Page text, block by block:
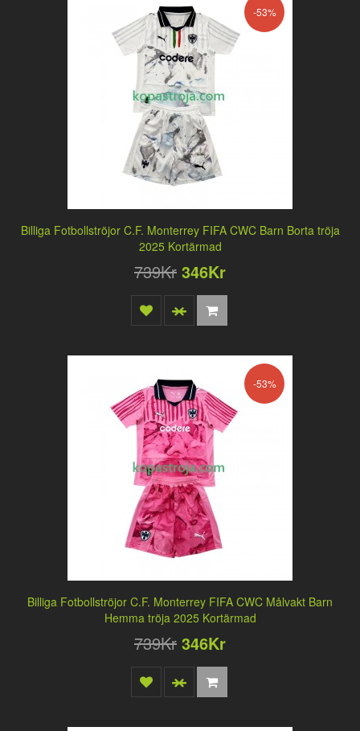
-53%
Billiga Fotbollströjor C.F. Monterrey FIFA CWC Barn Borta tröja
2025 Kortärmad
739Kr 346Kr
-53%
Billiga Fotbollströjor C.F. Monterrey FIFA CWC Målvakt Barn
Hemma tröja 2025 Kortärmad
739Kr 346Kr